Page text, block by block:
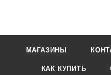
МАГАЗИНЫ
КАК КУПИТЬ